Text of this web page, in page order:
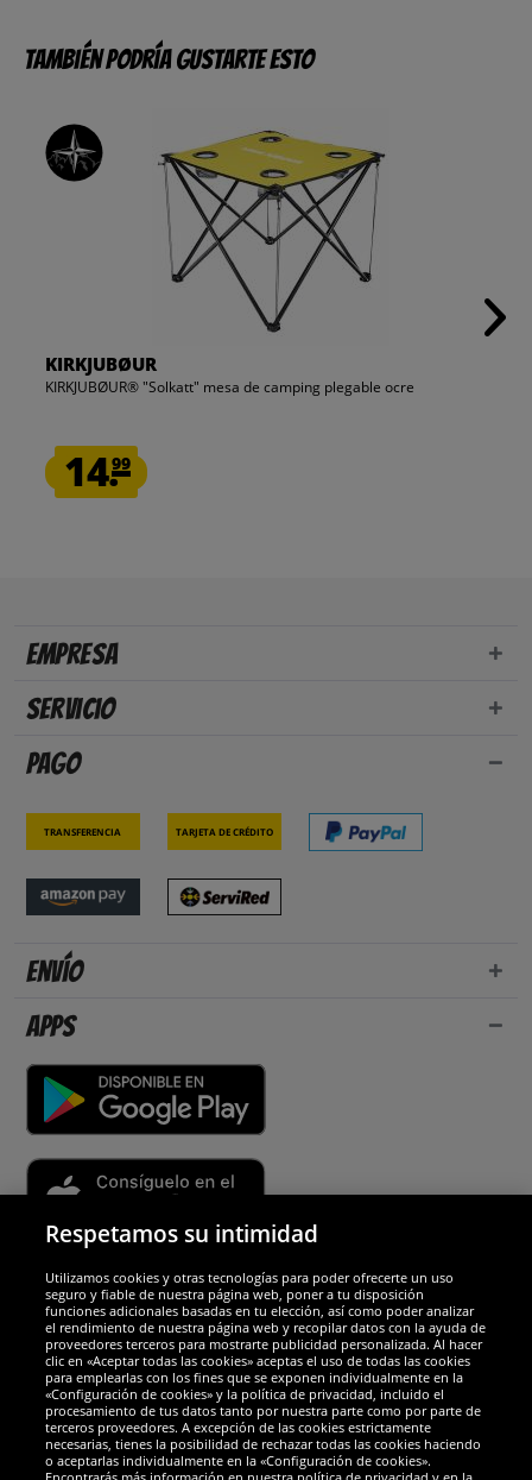
También podría gustarte esto
KIRKJUBØUR
KIRKJUBØUR® "Solkatt" mesa de camping plegable ocre
14.99
Empresa
Servicio
Pago
Transferencia Tarjeta de crédito
Envío
Apps
Socios y seguridad
Galardones
Respetamos su intimidad
Utilizamos cookies y otras tecnologías para poder ofrecerte un uso
seguro y fiable de nuestra página web, poner a tu disposición
funciones adicionales basadas en tu elección, así como poder analizar
el rendimiento de nuestra página web y recopilar datos con la ayuda de
proveedores terceros para mostrarte publicidad personalizada. Al hacer
clic en «Aceptar todas las cookies» aceptas el uso de todas las cookies
para emplearlas con los fines que se exponen individualmente en la
«Configuración de cookies» y la política de privacidad, incluido el
procesamiento de tus datos tanto por nuestra parte como por parte de
terceros proveedores. A excepción de las cookies estrictamente
necesarias, tienes la posibilidad de rechazar todas las cookies haciendo
o aceptarlas individualmente en la «Configuración de cookies».